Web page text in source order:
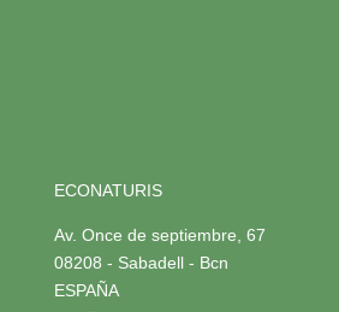
ECONATURIS
Av. Once de septiembre, 67
08208 - Sabadell - Bcn
ESPAÑA